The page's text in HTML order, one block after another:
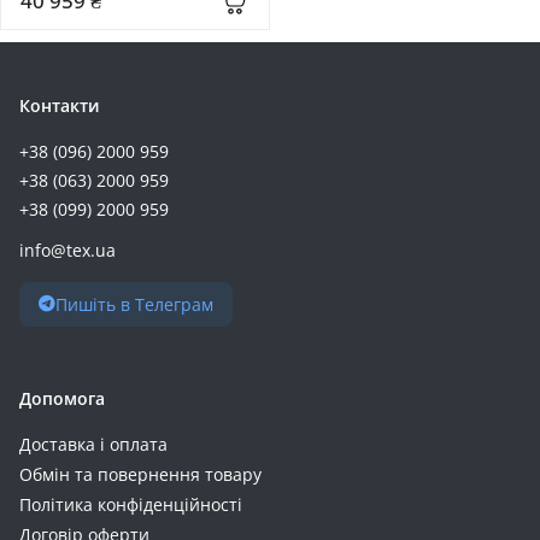
GEM (+5)
Oukitel (+5)
Timeusb (+5)
Belkin (+4)
Digitus (+4)
Mervesan (+4)
Nitecore (+4)
Orbus (+4)
Контакти
+38 (096) 2000 959
+38 (063) 2000 959
+38 (099) 2000 959
info@tex.ua
Пишіть в Телеграм
Допомога
Доставка і оплата
Обмін та повернення товару
Політика конфіденційності
Договір оферти